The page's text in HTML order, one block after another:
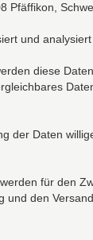
Pfäffikon,
und analysiert
diese
der Daten
für den
den